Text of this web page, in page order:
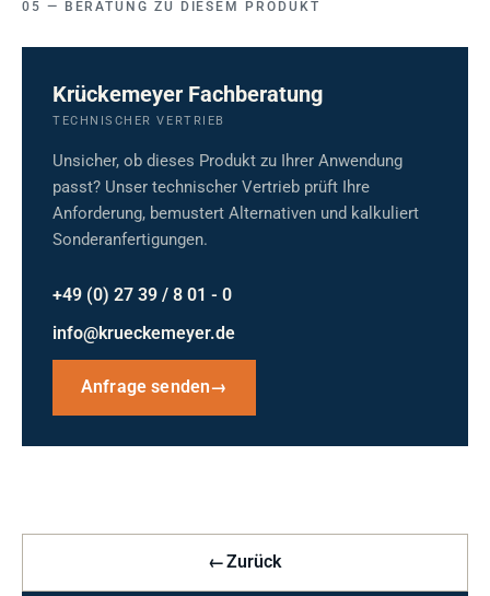
BERATUNG ZU DIESEM PRODUKT
Krückemeyer Fachberatung
TECHNISCHER VERTRIEB
Unsicher, ob dieses Produkt zu Ihrer Anwendung
passt? Unser technischer Vertrieb prüft Ihre
Anforderung, bemustert Alternativen und kalkuliert
Sonderanfertigungen.
+49 (0) 27 39 / 8 01 - 0
info@krueckemeyer.de
Anfrage senden→
←Zurück